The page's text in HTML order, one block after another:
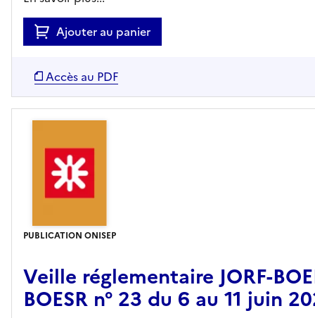
Ajouter au panier
Accès au PDF
PUBLICATION ONISEP
Veille réglementaire JORF-
BOESR n° 23 du 6 au 11 juin